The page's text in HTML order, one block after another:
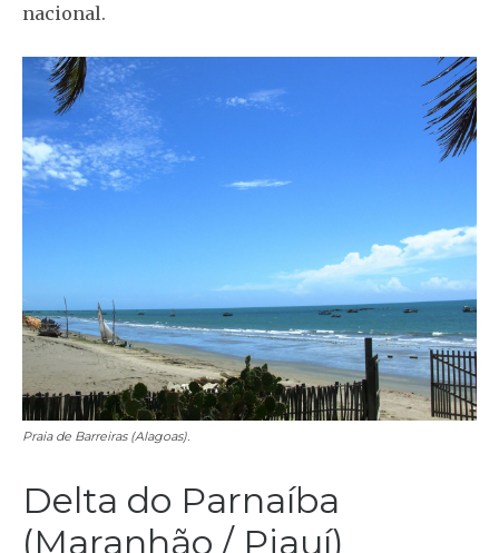
nacional.
Praia de Barreiras (Alagoas).
Delta do Parnaíba
(Maranhão / Piauí)